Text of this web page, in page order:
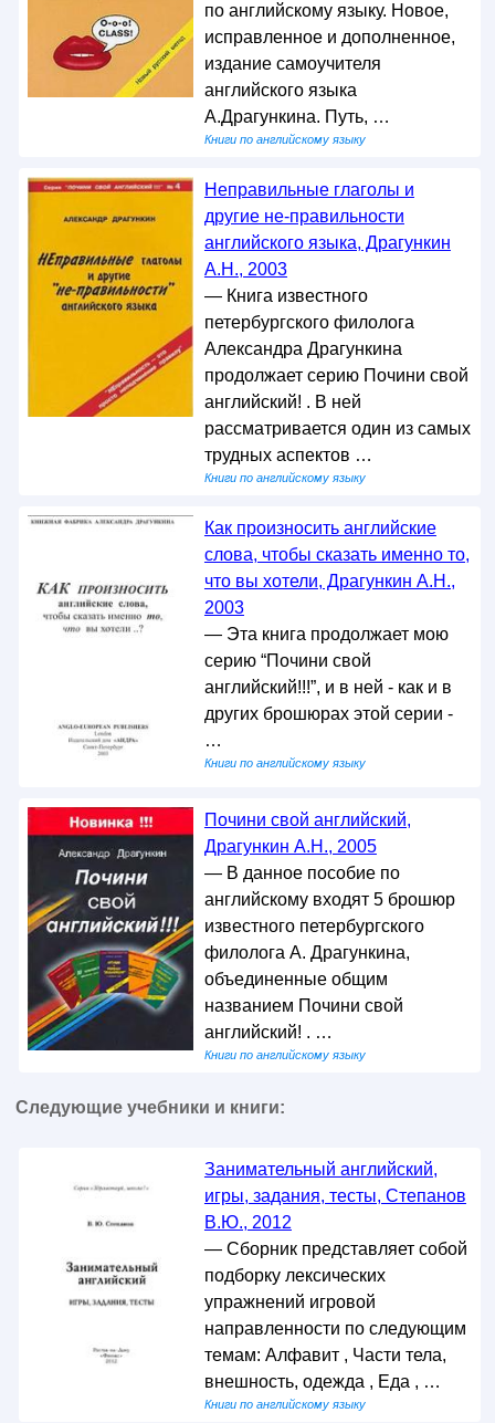
по английскому языку. Новое,
исправленное и дополненное,
издание самоучителя
английского языка
А.Драгункина. Путь, …
Книги по английскому языку
Неправильные глаголы и
другие не-правильности
английского языка, Драгункин
А.Н., 2003
— Книга известного
петербургского филолога
Александра Драгункина
продолжает серию Почини свой
английский! . В ней
рассматривается один из самых
трудных аспектов …
Книги по английскому языку
Как произносить английские
слова, чтобы сказать именно то,
что вы хотели, Драгункин А.Н.,
2003
— Эта книга продолжает мою
серию “Почини свой
английский!!!”, и в ней - как и в
других брошюрах этой серии -
…
Книги по английскому языку
Почини свой английский,
Драгункин А.Н., 2005
— В данное пособие по
английскому входят 5 брошюр
известного петербургского
филолога А. Драгункина,
объединенные общим
названием Почини свой
английский! . …
Книги по английскому языку
Следующие учебники и книги:
Занимательный английский,
игры, задания, тесты, Степанов
В.Ю., 2012
— Сборник представляет собой
подборку лексических
упражнений игровой
направленности по следующим
темам: Алфавит , Части тела,
внешность, одежда , Еда , …
Книги по английскому языку